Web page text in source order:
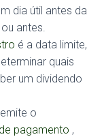
dia útil antes da
antes.
é a data limite,
quais
um dividendo
o
pagamento ,